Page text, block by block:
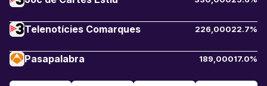
Telenotícies Comarques 226,00022.7%
Pasapalabra 189,00017.0%